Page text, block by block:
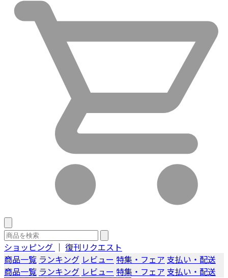
ショッピング ｜ 復刊リクエスト
商品一覧 ランキング レビュー 特集・フェア 支払い・配送
商品一覧 ランキング レビュー 特集・フェア 支払い・配送